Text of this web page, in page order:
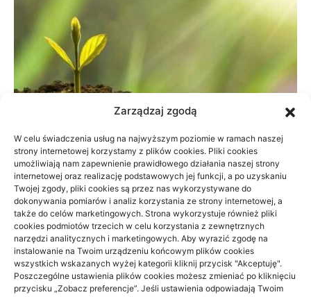
Zarządzaj zgodą
W celu świadczenia usług na najwyższym poziomie w ramach naszej
strony internetowej korzystamy z plików cookies. Pliki cookies
umożliwiają nam zapewnienie prawidłowego działania naszej strony
internetowej oraz realizację podstawowych jej funkcji, a po uzyskaniu
Twojej zgody, pliki cookies są przez nas wykorzystywane do
dokonywania pomiarów i analiz korzystania ze strony internetowej, a
także do celów marketingowych. Strona wykorzystuje również pliki
cookies podmiotów trzecich w celu korzystania z zewnętrznych
narzędzi analitycznych i marketingowych. Aby wyrazić zgodę na
instalowanie na Twoim urządzeniu końcowym plików cookies
wszystkich wskazanych wyżej kategorii kliknij przycisk "Akceptuję".
Poszczególne ustawienia plików cookies możesz zmieniać po kliknięciu
przycisku „Zobacz preferencje”. Jeśli ustawienia odpowiadają Twoim
Dane do naliczenia wynagrodzeń w
małej firmie
21/06/2026